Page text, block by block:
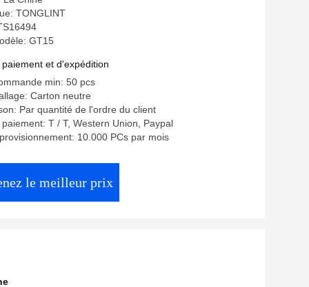
TONGLINT
GT15
et d'expédition
min: 50 pcs
Carton neutre
Par quantité de l'ordre du client
T / T, Western Union, Paypal
10.000 PCs par mois
le meilleur prix